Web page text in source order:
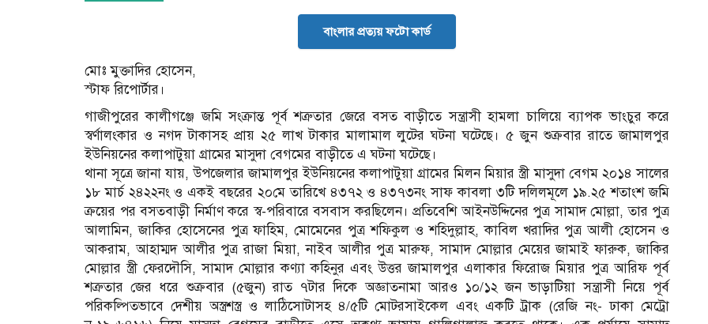
বাংলার প্রত্যয় ফটো কার্ড
মোঃ মুক্তাদির হোসেন,
স্টাফ রিপোর্টার।
গাজীপুরের কালীগঞ্জে জমি সংক্রান্ত পূর্ব শত্রুতার জেরে বসত বাড়ীতে সন্ত্রাসী হামলা চালিয়ে ব্যাপক ভাংচুর করে
স্বর্ণালংকার ও নগদ টাকাসহ প্রায় ২৫ লাখ টাকার মালামাল লুটের ঘটনা ঘটেছে। ৫ জুন শুক্রবার রাতে জামালপুর
ইউনিয়নের কলাপাটুয়া গ্রামের মাসুদা বেগমের বাড়ীতে এ ঘটনা ঘটেছে।
থানা সূত্রে জানা যায়, উপজেলার জামালপুর ইউনিয়নের কলাপাটুয়া গ্রামের মিলন মিয়ার স্ত্রী মাসুদা বেগম ২০১৪ সালের
১৮ মার্চ ২৪২২নং ও একই বছরের ২০মে তারিখে ৪৩৭২ ও ৪৩৭৩নং সাফ কাবলা ৩টি দলিলমূলে ১৯.২৫ শতাংশ জমি
ক্রয়ের পর বসতবাড়ী নির্মাণ করে স্ব-পরিবারে বসবাস করছিলেন। প্রতিবেশি আইনউদ্দিনের পুত্র সামাদ মোল্লা, তার পুত্র
আলামিন, জাকির হোসেনের পুত্র ফাহিম, মোমেনের পুত্র শফিকুল ও শহিদুল্লাহ, কাবিল খরাদির পুত্র আলী হোসেন ও
আকরাম, আহাম্মদ আলীর পুত্র রাজা মিয়া, নাইব আলীর পুত্র মারুফ, সামাদ মোল্লার মেয়ের জামাই ফারুক, জাকির
মোল্লার স্ত্রী ফেরদৌসি, সামাদ মোল্লার কণ্যা কহিনুর এবং উত্তর জামালপুর এলাকার ফিরোজ মিয়ার পুত্র আরিফ পূর্ব
শত্রুতার জের ধরে শুক্রবার (৫জুন) রাত ৭টার দিকে অজ্ঞাতনামা আরও ১০/১২ জন ভাড়াটিয়া সন্ত্রাসী নিয়ে পূর্ব
পরিকল্পিতভাবে দেশীয় অস্ত্রশস্ত্র ও লাঠিসোটাসহ ৪/৫টি মোটরসাইকেল এবং একটি ট্রাক (রেজি নং- ঢাকা মেট্রো